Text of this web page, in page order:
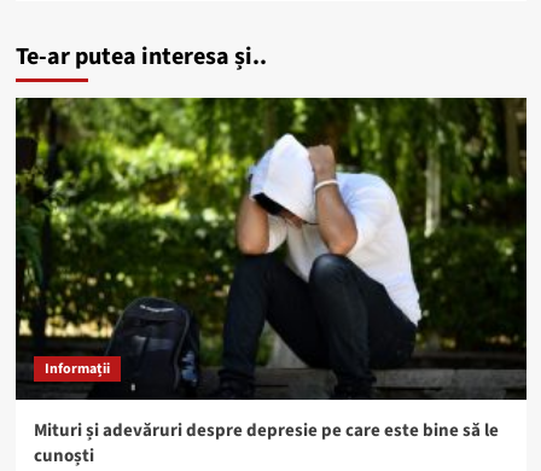
Te-ar putea interesa și..
Informații
Mituri și adevăruri despre depresie pe care este bine să le
cunoști